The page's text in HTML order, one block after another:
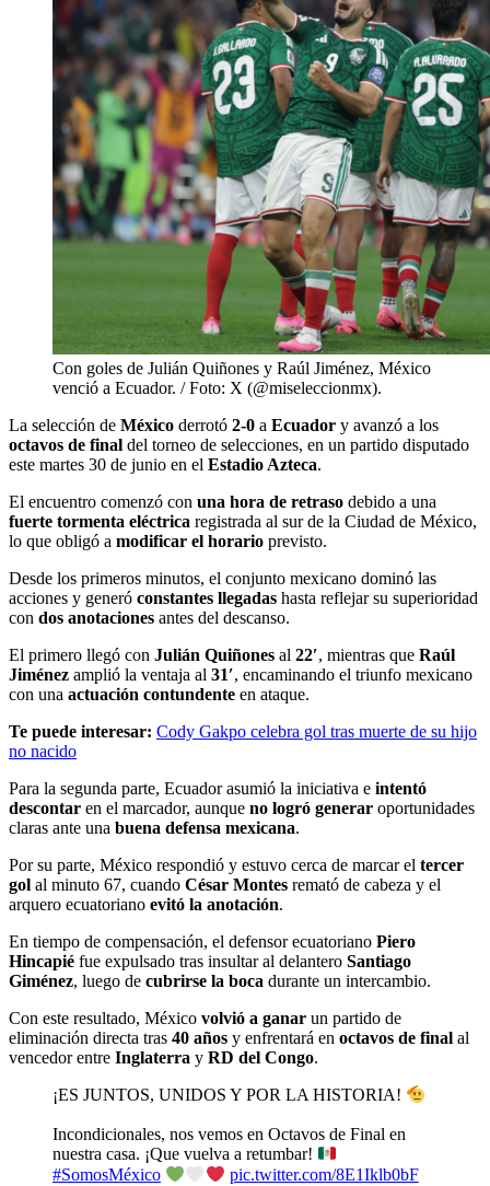
Con goles de Julián Quiñones y Raúl Jiménez, México
venció a Ecuador. / Foto: X (@miseleccionmx).
La selección de México derrotó 2-0 a Ecuador y avanzó a los
octavos de final del torneo de selecciones, en un partido disputado
este martes 30 de junio en el Estadio Azteca.
El encuentro comenzó con una hora de retraso debido a una
fuerte tormenta eléctrica registrada al sur de la Ciudad de México,
lo que obligó a modificar el horario previsto.
Desde los primeros minutos, el conjunto mexicano dominó las
acciones y generó constantes llegadas hasta reflejar su superioridad
con dos anotaciones antes del descanso.
El primero llegó con Julián Quiñones al 22′, mientras que Raúl
Jiménez amplió la ventaja al 31′, encaminando el triunfo mexicano
con una actuación contundente en ataque.
Te puede interesar: Cody Gakpo celebra gol tras muerte de su hijo
no nacido
Para la segunda parte, Ecuador asumió la iniciativa e intentó
descontar en el marcador, aunque no logró generar oportunidades
claras ante una buena defensa mexicana.
Por su parte, México respondió y estuvo cerca de marcar el tercer
gol al minuto 67, cuando César Montes remató de cabeza y el
arquero ecuatoriano evitó la anotación.
En tiempo de compensación, el defensor ecuatoriano Piero
Hincapié fue expulsado tras insultar al delantero Santiago
Giménez, luego de cubrirse la boca durante un intercambio.
Con este resultado, México volvió a ganar un partido de
eliminación directa tras 40 años y enfrentará en octavos de final al
vencedor entre Inglaterra y RD del Congo.
¡ES JUNTOS, UNIDOS Y POR LA HISTORIA!
Incondicionales, nos vemos en Octavos de Final en
nuestra casa. ¡Que vuelva a retumbar!
#SomosMéxico
pic.twitter.com/8E1Iklb0bF